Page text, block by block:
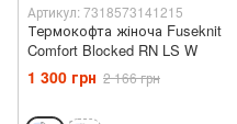
Артикул: 7318573141215
Термокофта жіноча Fuseknit
Comfort Blocked RN LS W
1 300 грн 2 166 грн